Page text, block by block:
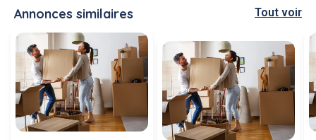
Annonces similaires Tout voir